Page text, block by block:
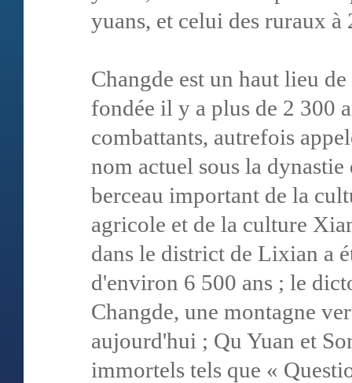
yuans, et celui des ruraux à
Changde est un haut lieu
fondée il y a plus de 2 300
combattants, autrefois
nom actuel sous la
berceau important de la
agricole et de la culture
dans le district de Lixian a
d'environ 6 500 ans ; le
Changde, une montagne
aujourd'hui ; Qu Yuan et
immortels tels que «